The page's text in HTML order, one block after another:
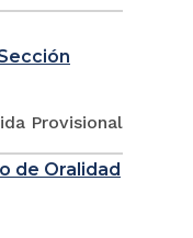
Provisional
de Oralidad